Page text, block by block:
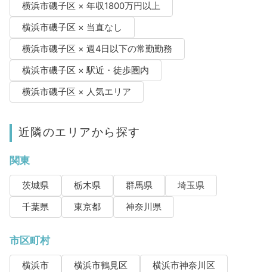
横浜市磯子区 × 年収1800万円以上
横浜市磯子区 × 当直なし
横浜市磯子区 × 週4日以下の常勤勤務
横浜市磯子区 × 駅近・徒歩圏内
横浜市磯子区 × 人気エリア
近隣のエリアから探す
関東
茨城県 栃木県 群馬県
埼玉県
千葉県
東京都 神奈川県
市区町村
横浜市 横浜市鶴見区
横浜市神奈川区